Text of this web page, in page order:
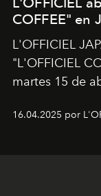
COFFEE" en
L'OFFICIEL
"L'OFFICIEL
martes 15 de
16.04.2025 por